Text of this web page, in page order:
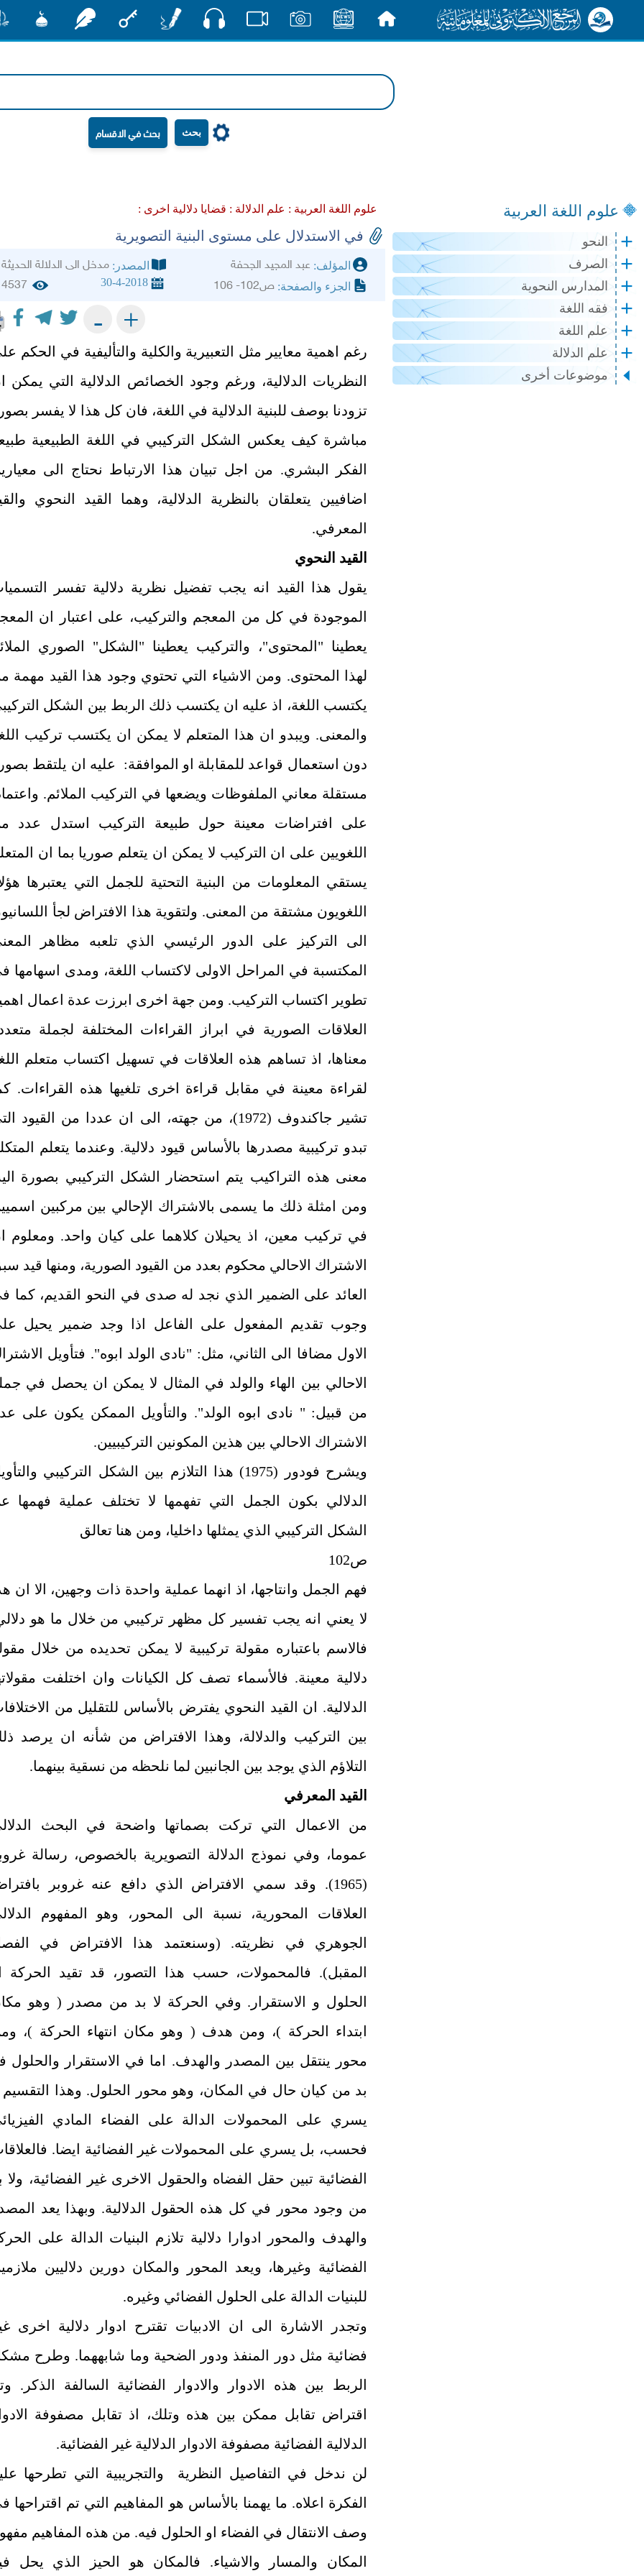
بحث
علوم اللغة العربية
النحو
الصرف
المدارس النحوية
فقه اللغة
علم اللغة
علم الدلالة
موضوعات أخرى
علوم اللغة العربية : علم الدلالة : قضايا دلالية اخرى :
في الاستدلال على مستوى البنية التصويرية
المؤلف: عبد المجيد الجحفة المصدر: مدخل الى الدلالة الحديثة
الجزء والصفحة: ص102- 106 30-4-2018
4537
+
-
رغم اهمية معايير مثل التعبيرية والكلية والتأليفية في الحكم
النظريات الدلالية، ورغم وجود الخصائص الدلالية التي يمكن
تزودنا بوصف للبنية الدلالية في اللغة، فان كل هذا لا يفسر
مباشرة كيف يعكس الشكل التركيبي في اللغة الطبيعية
الفكر البشري. من اجل تبيان هذا الارتباط نحتاج الى
اضافيين يتعلقان بالنظرية الدلالية، وهما القيد النحوي
المعرفي.
القيد النحوي
يقول هذا القيد انه يجب تفضيل نظرية دلالية تفسر
الموجودة في كل من المعجم والتركيب، على اعتبار ان
يعطينا "المحتوى"، والتركيب يعطينا "الشكل" الصوري
لهذا المحتوى. ومن الاشياء التي تحتوي وجود هذا القيد مهمة
يكتسب اللغة، اذ عليه ان يكتسب ذلك الربط بين الشكل
والمعنى. ويبدو ان هذا المتعلم لا يمكن ان يكتسب تركيب
دون استعمال قواعد للمقابلة او الموافقة: عليه ان يلتقط
مستقلة معاني الملفوظات ويضعها في التركيب الملائم.
على افتراضات معينة حول طبيعة التركيب استدل عدد
اللغويين على ان التركيب لا يمكن ان يتعلم صوريا بما ان
يستقي المعلومات من البنية التحتية للجمل التي يعتبرها
اللغويون مشتقة من المعنى. ولتقوية هذا الافتراض لجأ
الى التركيز على الدور الرئيسي الذي تلعبه مظاهر
المكتسبة في المراحل الاولى لاكتساب اللغة، ومدى اسهامها
تطوير اكتساب التركيب. ومن جهة اخرى ابرزت عدة اعمال
العلاقات الصورية في ابراز القراءات المختلفة لجملة
معناها، اذ تساهم هذه العلاقات في تسهيل اكتساب متعلم
لقراءة معينة في مقابل قراءة اخرى تلغيها هذه القراءات.
تشير جاكندوف (1972)، من جهته، الى ان عددا من القيود
تبدو تركيبية مصدرها بالأساس قيود دلالية. وعندما يتعلم
معنى هذه التراكيب يتم استحضار الشكل التركيبي بصورة
ومن امثلة ذلك ما يسمى بالاشتراك الإحالي بين مركبين
في تركيب معين، اذ يحيلان كلاهما على كيان واحد. ومعلوم
الاشتراك الاحالي محكوم بعدد من القيود الصورية، ومنها قيد
العائد على الضمير الذي نجد له صدى في النحو القديم، كما
وجوب تقديم المفعول على الفاعل اذا وجد ضمير يحيل
الاول مضافا الى الثاني، مثل: "نادى الولد ابوه". فتأويل
الاحالي بين الهاء والولد في المثال لا يمكن ان يحصل في
من قبيل: " نادى ابوه الولد". والتأويل الممكن يكون على
الاشتراك الاحالي بين هذين المكونين التركيبيين.
ويشرح فودور (1975) هذا التلازم بين الشكل التركيبي
الدلالي بكون الجمل التي تفهمها لا تختلف عملية فهمها
الشكل التركيبي الذي يمثلها داخليا، ومن هنا تعالق
ص102
فهم الجمل وانتاجها، اذ انهما عملية واحدة ذات وجهين، الا ان
لا يعني انه يجب تفسير كل مظهر تركيبي من خلال ما هو
فالاسم باعتباره مقولة تركيبية لا يمكن تحديده من خلال
دلالية معينة. فالأسماء تصف كل الكيانات وان اختلفت
الدلالية. ان القيد النحوي يفترض بالأساس للتقليل من
بين التركيب والدلالة، وهذا الافتراض من شأنه ان يرصد
التلاؤم الذي يوجد بين الجانبين لما نلحظه من نسقية بينهما.
القيد المعرفي
من الاعمال التي تركت بصماتها واضحة في البحث
عموما، وفي نموذج الدلالة التصويرية بالخصوص، رسالة
(1965). وقد سمي الافتراض الذي دافع عنه غروبر
العلاقات المحورية، نسبة الى المحور، وهو المفهوم
الجوهري في نظريته. (وسنعتمد هذا الافتراض في
المقبل). فالمحمولات، حسب هذا التصور، قد تقيد الحركة
الحلول و الاستقرار. وفي الحركة لا بد من مصدر ( وهو
ابتداء الحركة )، ومن هدف ( وهو مكان انتهاء الحركة )،
محور ينتقل بين المصدر والهدف. اما في الاستقرار والحلول
بد من كيان حال في المكان، وهو محور الحلول. وهذا التقسيم
يسري على المحمولات الدالة على الفضاء المادي
فحسب، بل يسري على المحمولات غير الفضائية ايضا.
الفضائية تبين حقل الفضاه والحقول الاخرى غير الفضائية، ولا
من وجود محور في كل هذه الحقول الدلالية. وبهذا يعد
والهدف والمحور ادوارا دلالية تلازم البنيات الدالة على
الفضائية وغيرها، ويعد المحور والمكان دورين دلاليين
للبنيات الدالة على الحلول الفضائي وغيره.
وتجدر الاشارة الى ان الادبيات تقترح ادوار دلالية اخرى
فضائية مثل دور المنفذ ودور الضحية وما شابههما. وطرح
الربط بين هذه الادوار والادوار الفضائية السالفة الذكر.
اقتراض تقابل ممكن بين هذه وتلك، اذ تقابل مصفوفة
الدلالية الفضائية مصفوفة الادوار الدلالية غير الفضائية.
لن ندخل في التفاصيل النظرية والتجريبية التي تطرحها
الفكرة اعلاه. ما يهمنا بالأساس هو المفاهيم التي تم اقتراحها
وصف الانتقال في الفضاء او الحلول فيه. من هذه المفاهيم
المكان والمسار والاشياء. فالمكان هو الحيز الذي يحل